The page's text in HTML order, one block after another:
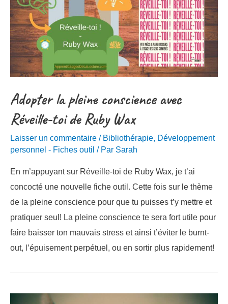
astuces
mentales
pour
ne
pas
à
côté
de
sa
(Rolf
Dobelli)
Adopter la pleine conscience avec
Réveille-toi de Ruby Wax
Laisser un commentaire / Bibliothérapie, Développement
personnel - Fiches outil / Par Sarah
En m’appuyant sur Réveille-toi de Ruby Wax, je t’ai
concocté une nouvelle fiche outil. Cette fois sur le thème
de la pleine conscience pour que tu puisses t’y mettre et
pratiquer seul! La pleine conscience te sera fort utile pour
faire baisser ton mauvais stress et ainsi t’éviter le burnt-
out, l’épuisement perpétuel, ou en sortir plus rapidement!